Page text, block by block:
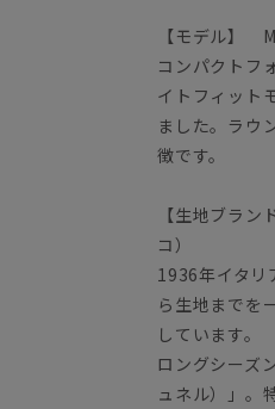
【モデル】
コンパクトフ
イトフィット
ました。ラウ
徴です。
【生地ブラ
コ）
1936年イタリ
ら生地までを
しています。
ロングシーズ
ュネル）」。